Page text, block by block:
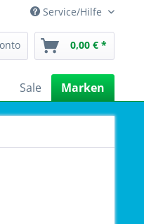
Service/Hilfe
0,00 € *
Sale Marken